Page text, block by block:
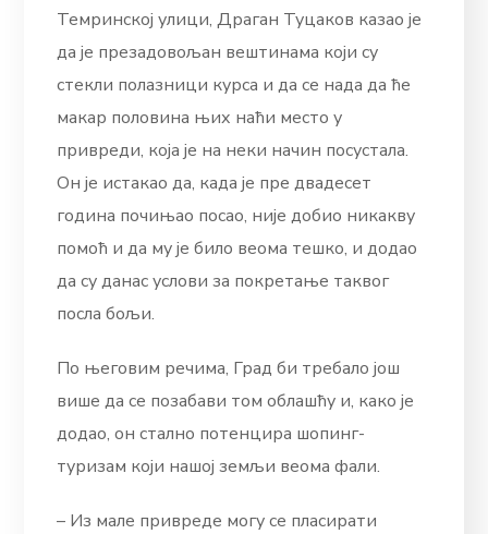
Темринској улици, Драган Туцаков казао је
да је презадовољан вештинама који су
стекли полазници курса и да се нада да ће
макар половина њих наћи место у
привреди, која је на неки начин посустала.
Он је истакао да, када је пре двадесет
година почињао посао, није добио никакву
помоћ и да му је било веома тешко, и додао
да су данас услови за покретање таквог
посла бољи.
По његовим речима, Град би требало још
више да се позабави том облашћу и, како је
додао, он стално потенцира шопинг-
туризам који нашој земљи веома фали.
– Из мале привреде могу се пласирати